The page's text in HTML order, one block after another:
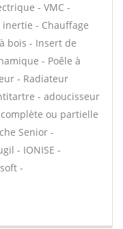
- VMC -
- Chauffage
bois - Insert de
- Poêle à
- Radiateur
- adoucisseur
ou partielle
Senior -
- IONISE -
-